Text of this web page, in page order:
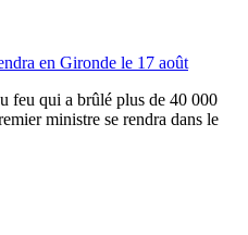
en Gironde le 17 août
feu qui a brûlé plus de 40 000
ministre se rendra dans le